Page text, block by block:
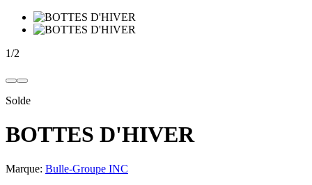
1/2
Solde
BOTTES D'HIVER
Marque: Bulle-Groupe INC